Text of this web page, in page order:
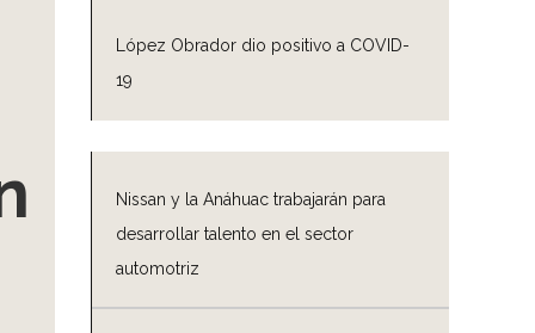
López Obrador dio positivo a COVID-
19
Nissan y la Anáhuac trabajarán para
desarrollar talento en el sector
automotriz